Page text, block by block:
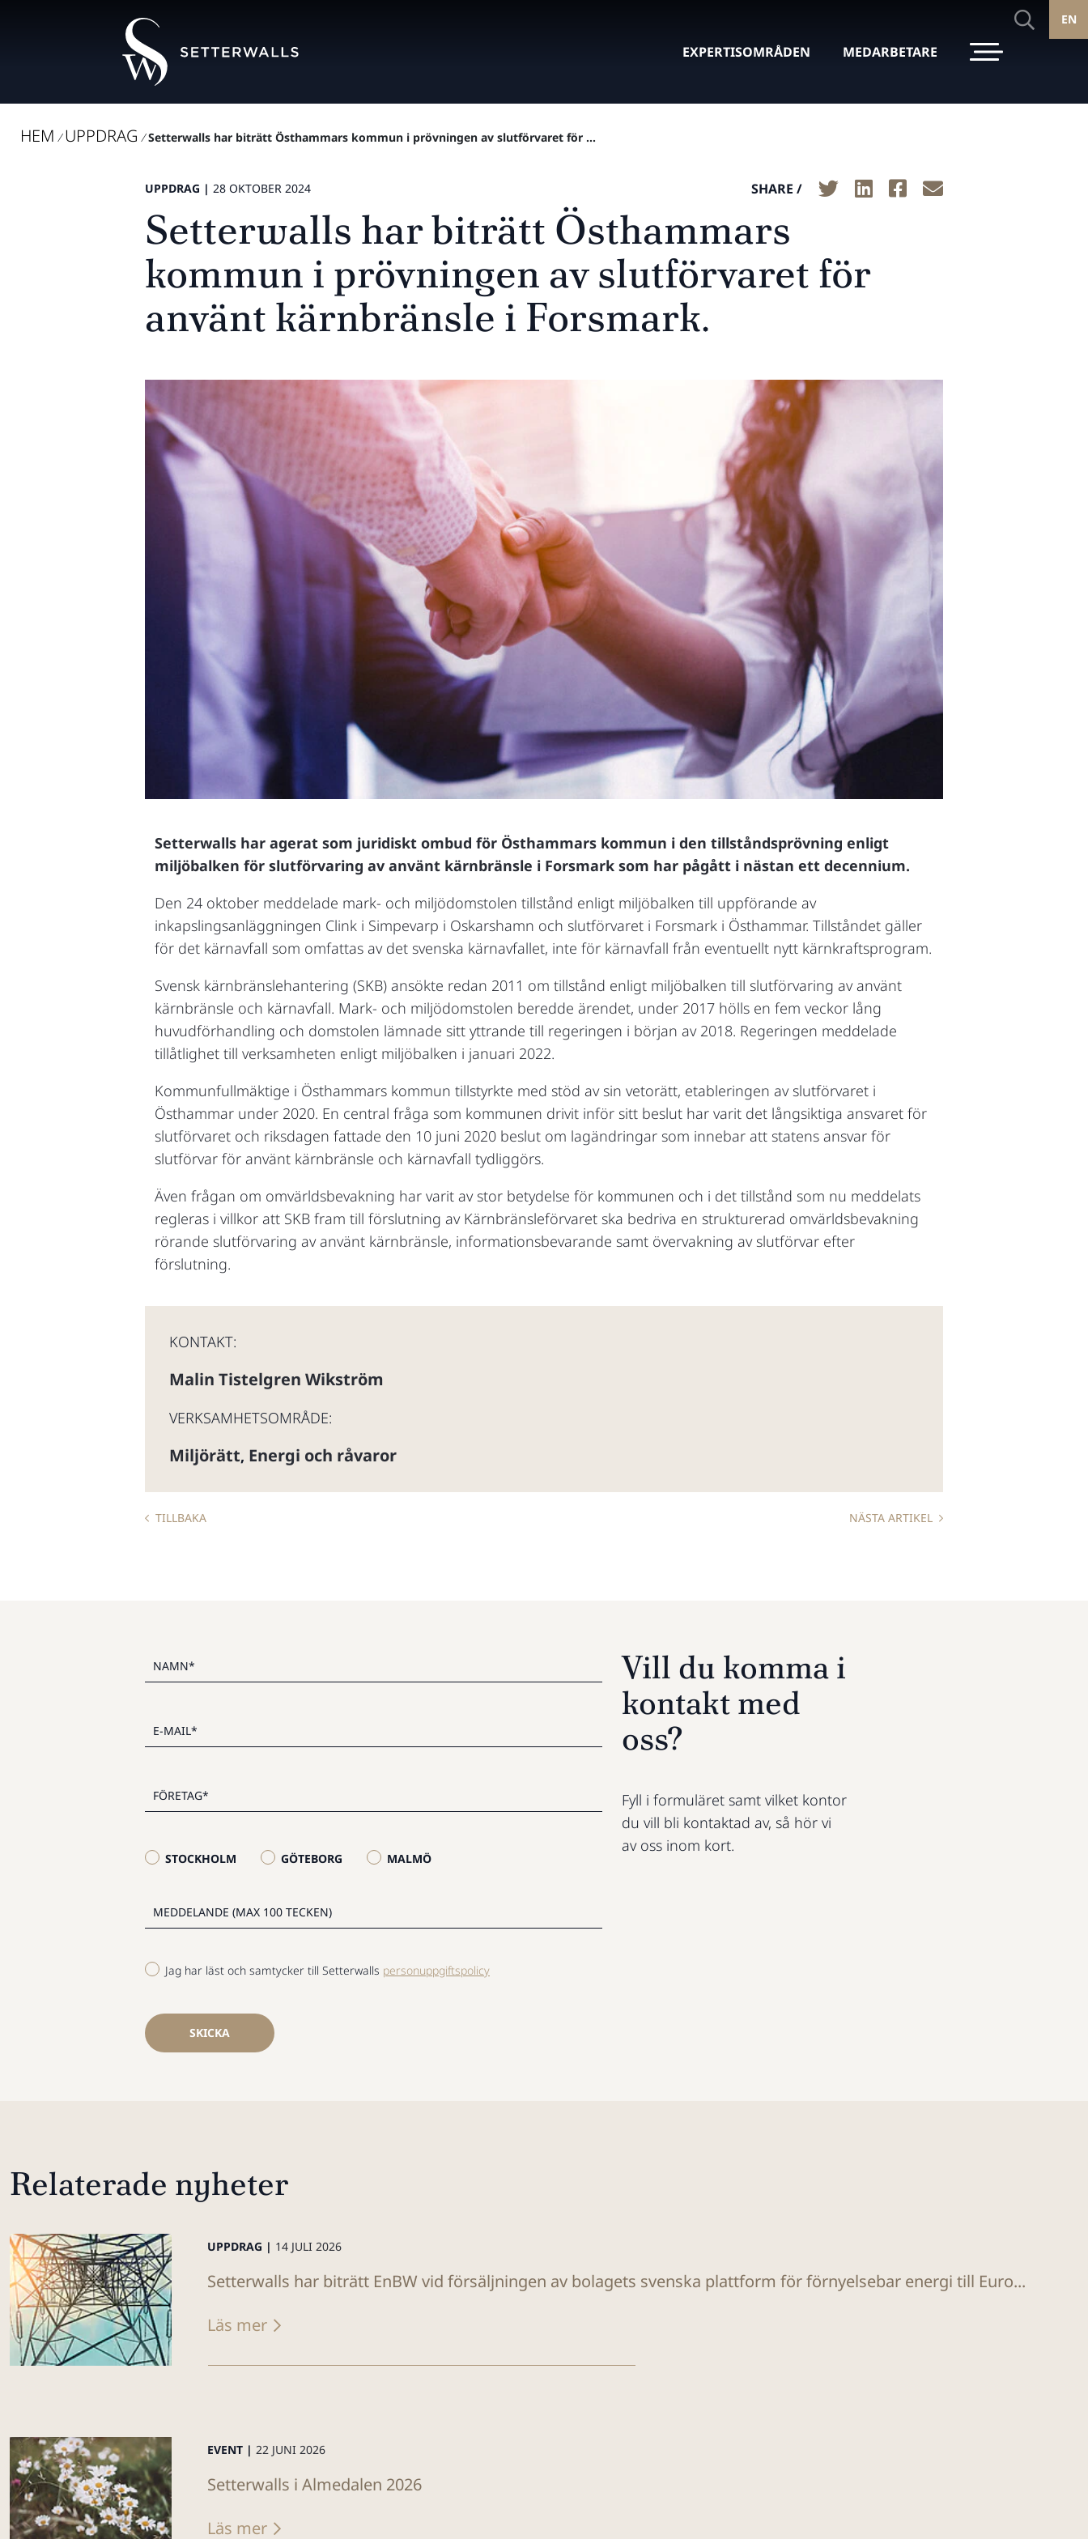
EXPERTISOMRÅDEN MEDARBETARE
EN
HEM / UPPDRAG / Setterwalls har biträtt Östhammars kommun i prövningen av slutförvaret för ...
UPPDRAG | 28 OKTOBER 2024 SHARE /
Setterwalls har biträtt Östhammars
kommun i prövningen av slutförvaret för
använt kärnbränsle i Forsmark.
Setterwalls har agerat som juridiskt ombud för Östhammars kommun i den tillståndsprövning enligt
miljöbalken för slutförvaring av använt kärnbränsle i Forsmark som har pågått i nästan ett decennium.
Den 24 oktober meddelade mark- och miljödomstolen tillstånd enligt miljöbalken till uppförande av
inkapslingsanläggningen Clink i Simpevarp i Oskarshamn och slutförvaret i Forsmark i Östhammar. Tillståndet gäller
för det kärnavfall som omfattas av det svenska kärnavfallet, inte för kärnavfall från eventuellt nytt kärnkraftsprogram.
Svensk kärnbränslehantering (SKB) ansökte redan 2011 om tillstånd enligt miljöbalken till slutförvaring av använt
kärnbränsle och kärnavfall. Mark- och miljödomstolen beredde ärendet, under 2017 hölls en fem veckor lång
huvudförhandling och domstolen lämnade sitt yttrande till regeringen i början av 2018. Regeringen meddelade
tillåtlighet till verksamheten enligt miljöbalken i januari 2022.
Kommunfullmäktige i Östhammars kommun tillstyrkte med stöd av sin vetorätt, etableringen av slutförvaret i
Östhammar under 2020. En central fråga som kommunen drivit inför sitt beslut har varit det långsiktiga ansvaret för
slutförvaret och riksdagen fattade den 10 juni 2020 beslut om lagändringar som innebar att statens ansvar för
slutförvar för använt kärnbränsle och kärnavfall tydliggörs.
Även frågan om omvärldsbevakning har varit av stor betydelse för kommunen och i det tillstånd som nu meddelats
regleras i villkor att SKB fram till förslutning av Kärnbränsleförvaret ska bedriva en strukturerad omvärldsbevakning
rörande slutförvaring av använt kärnbränsle, informationsbevarande samt övervakning av slutförvar efter
förslutning.
KONTAKT:
Malin Tistelgren Wikström
VERKSAMHETSOMRÅDE:
Miljörätt, Energi och råvaror
TILLBAKA NÄSTA ARTIKEL
STOCKHOLM GÖTEBORG MALMÖ
Jag har läst och samtycker till Setterwalls personuppgiftspolicy
SKICKA
Vill du komma i
kontakt med
oss?
Fyll i formuläret samt vilket kontor
du vill bli kontaktad av, så hör vi
av oss inom kort.
Relaterade nyheter
UPPDRAG | 14 JULI 2026
Setterwalls har biträtt EnBW vid försäljningen av bolagets svenska plattform för förnyelsebar energi till Euro...
Läs mer
EVENT | 22 JUNI 2026
Setterwalls i Almedalen 2026
Läs mer